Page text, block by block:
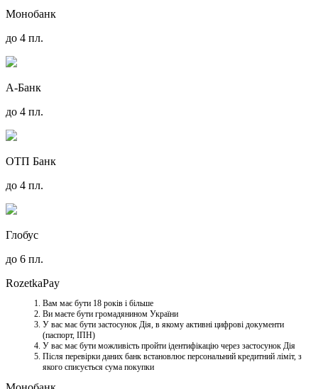
Монобанк
до 4 пл.
А-Банк
до 4 пл.
ОТП Банк
до 4 пл.
Глобус
до 6 пл.
RozetkaPay
Вам має бути 18 років і більше
Ви маєте бути громадянином України
У вас має бути застосунок Дія, в якому активні цифрові документи
(паспорт, ІПН)
У вас має бути можливість пройти ідентифікацію через застосунок Дія
Після перевірки даних банк встановлює персональний кредитний ліміт, з
якого списується сума покупки